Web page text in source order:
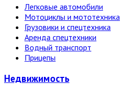
Легковые автомобили
Мотоциклы и мототехника
Грузовики и спецтехника
Аренда спецтехники
Водный транспорт
Прицепы
Недвижи­мость